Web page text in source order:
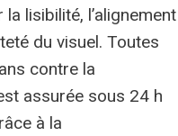
lisibilité, l’alignement
du visuel. Toutes
contre la
assurée sous 24 h
à la